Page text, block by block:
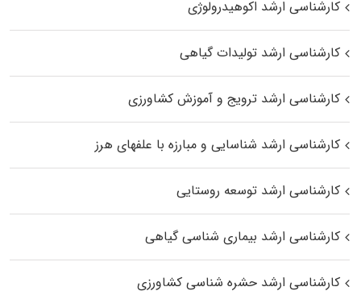
کارشناسی ارشد اکوهیدرولوژی
کارشناسی ارشد تولیدات گیاهی
کارشناسی ارشد ترویج و آموزش کشاورزی
کارشناسی ارشد شناسایی و مبارزه با علفهای هرز
کارشناسی ارشد توسعه روستایی
کارشناسی ارشد بیماری‌ شناسی گیاهی
کارشناسی ارشد حشره‌ شناسی کشاورزی